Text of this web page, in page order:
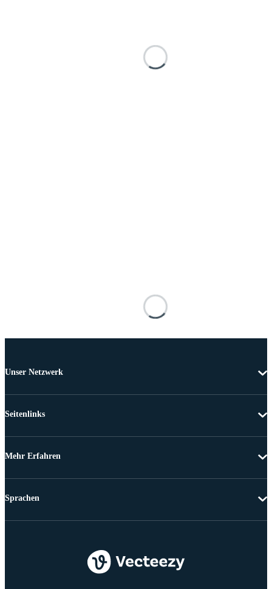
Unser Netzwerk
Seitenlinks
Mehr Erfahren
Sprachen